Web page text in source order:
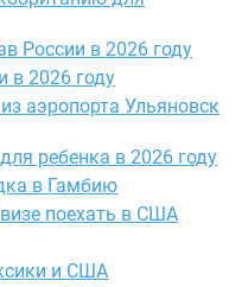
России в 2026 году
в 2026 году
аэропорта Ульяновск
ребенка в 2026 году
в Гамбию
поехать в США
и США